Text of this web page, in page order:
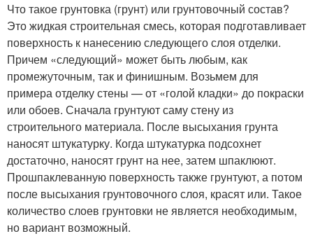
Что такое грунтовка (грунт) или грунтовочный состав?
Это жидкая строительная смесь, которая подготавливает
поверхность к нанесению следующего слоя отделки.
Причем «следующий» может быть любым, как
промежуточным, так и финишным. Возьмем для
примера отделку стены — от «голой кладки» до покраски
или обоев. Сначала грунтуют саму стену из
строительного материала. После высыхания грунта
наносят штукатурку. Когда штукатурка подсохнет
достаточно, наносят грунт на нее, затем шпаклюют.
Прошпаклеванную поверхность также грунтуют, а потом
после высыхания грунтовочного слоя, красят или. Такое
количество слоев грунтовки не является необходимым,
но вариант возможный.